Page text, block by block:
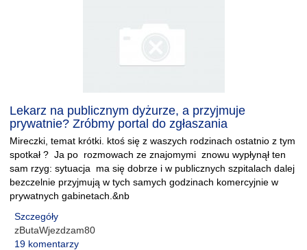
Lekarz na publicznym dyżurze, a przyjmuje
prywatnie? Zróbmy portal do zgłaszania
Mireczki, temat krótki. ktoś się z waszych rodzinach ostatnio z tym
spotkał ? Ja po rozmowach ze znajomymi znowu wypłynął ten
sam rzyg: sytuacja ma się dobrze i w publicznych szpitalach dalej
bezczelnie przyjmują w tych samych godzinach komercyjnie w
prywatnych gabinetach.&nb
Szczegóły
zButaWjezdzam80
19 komentarzy